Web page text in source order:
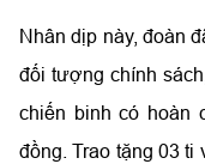
Nhân dịp này, đoàn
đối tượng chính
chiến binh có hoàn
đồng. Trao tặng 03